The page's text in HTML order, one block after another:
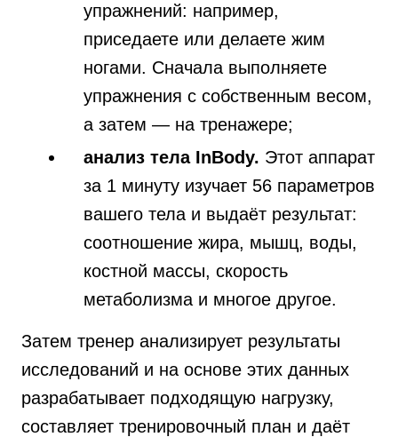
упражнений: например,
приседаете или делаете жим
ногами. Сначала выполняете
упражнения с собственным весом,
а затем — на тренажере;
анализ тела InBody. Этот аппарат
за 1 минуту изучает 56 параметров
вашего тела и выдаёт результат:
соотношение жира, мышц, воды,
костной массы, скорость
метаболизма и многое другое.
Затем тренер анализирует результаты
исследований и на основе этих данных
разрабатывает подходящую нагрузку,
составляет тренировочный план и даёт